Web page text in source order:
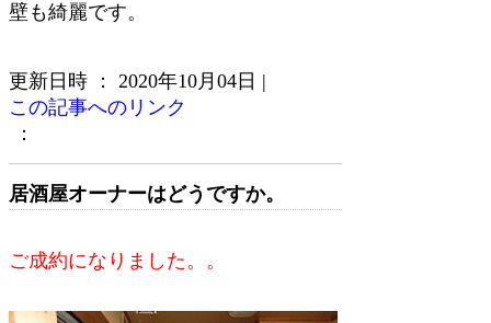
壁も綺麗です。
更新日時 ： 2020年10月04日 |
この記事へのリンク
：
居酒屋オーナーはどうですか。
ご成約になりました。。